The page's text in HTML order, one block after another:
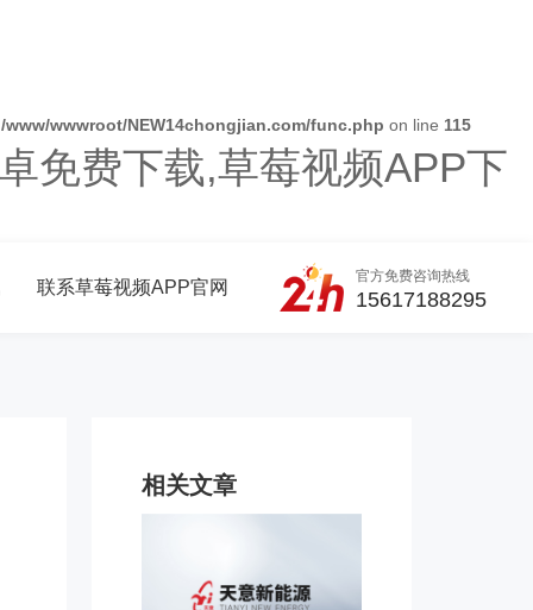
/www/wwwroot/NEW14chongjian.com/func.php on line 115
免费下载,草莓视频APP下
联系草莓视频APP官网
官方免费咨询热线
15617188295
相关文章